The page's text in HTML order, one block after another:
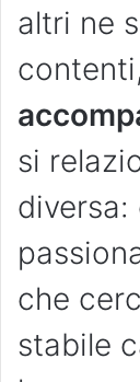
altri ne
si
diversa:
che
stabile